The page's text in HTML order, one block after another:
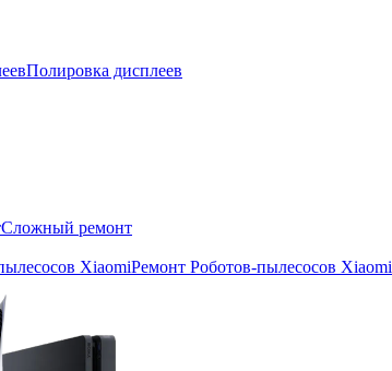
Полировка дисплеев
Сложный ремонт
Ремонт Роботов-пылесосов Xiaomi